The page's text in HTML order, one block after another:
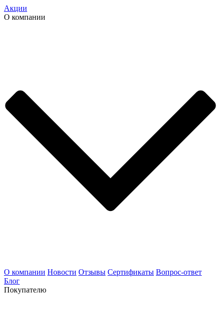
Акции
О компании
О компании Новости Отзывы Сертификаты Вопрос-ответ
Блог
Покупателю